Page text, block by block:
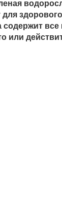
содержит
или